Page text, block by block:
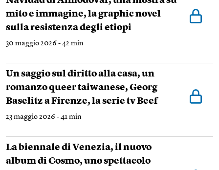
mito e immagine, la graphic novel
sulla resistenza degli etiopi
30 maggio 2026 - 42 min
Un saggio sul diritto alla casa, un
romanzo queer taiwanese, Georg
Baselitz a Firenze, la serie tv Beef
23 maggio 2026 - 41 min
La biennale di Venezia, il nuovo
album di Cosmo, uno spettacolo